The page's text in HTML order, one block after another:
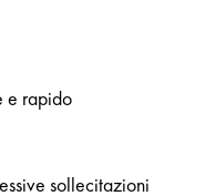
e rapido
sollecitazioni